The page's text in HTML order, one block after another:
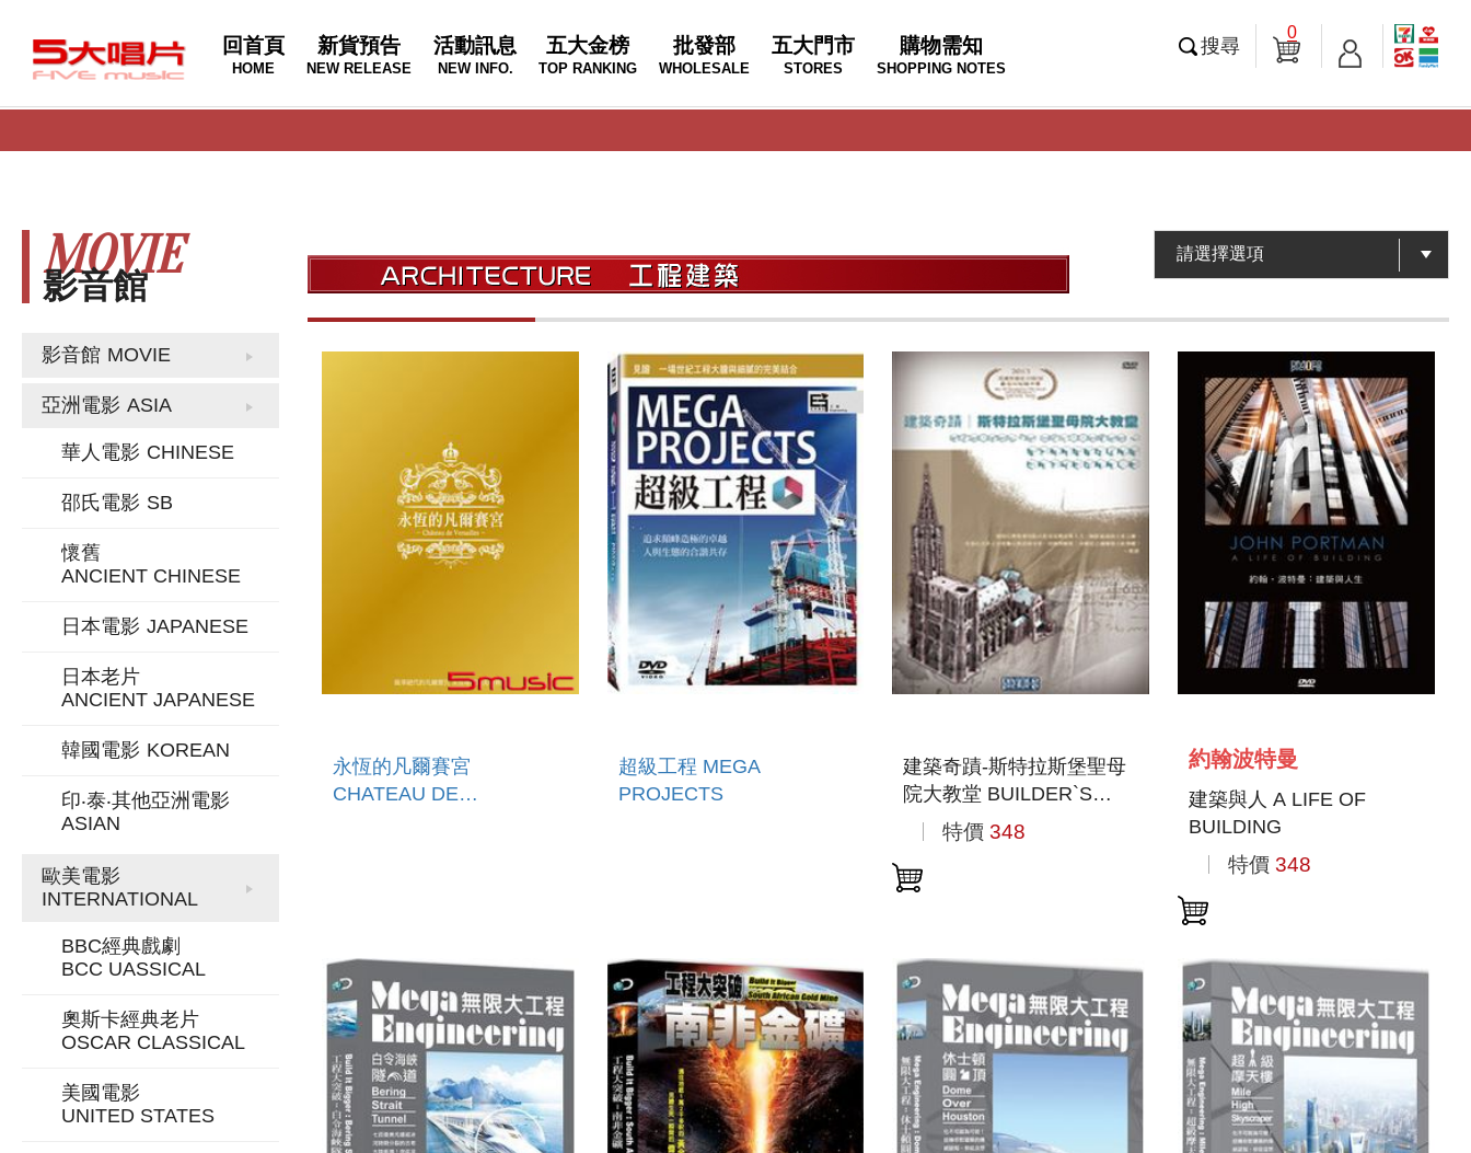
回首頁
HOME
新貨預告
NEW RELEASE
活動訊息
NEW INFO.
五大金榜
TOP RANKING
批發部
WHOLESALE
五大門市
STORES
購物需知
SHOPPING NOTES
搜尋
0
影音館
MOVIE
影音館 MOVIE
亞洲電影 ASIA
華人電影 CHINESE
邵氏電影 SB
懷舊
ANCIENT CHINESE
日本電影 JAPANESE
日本老片
ANCIENT JAPANESE
韓國電影 KOREAN
印‧泰‧其他亞洲電影
ASIAN
歐美電影
INTERNATIONAL
BBC經典戲劇
BCC UASSICAL
奧斯卡經典老片
OSCAR CLASSICAL
美國電影
UNITED STATES
永恆的凡爾賽宮
CHATEAU DE
超級工程 MEGA
PROJECTS
建築奇蹟-斯特拉斯堡聖母
院大教堂 BUILDER`S
CHALLENGE -
STRASBOURG
CATHEDRALE
特價 348
約翰波特曼
建築與人 A LIFE OF
BUILDING
特價 348